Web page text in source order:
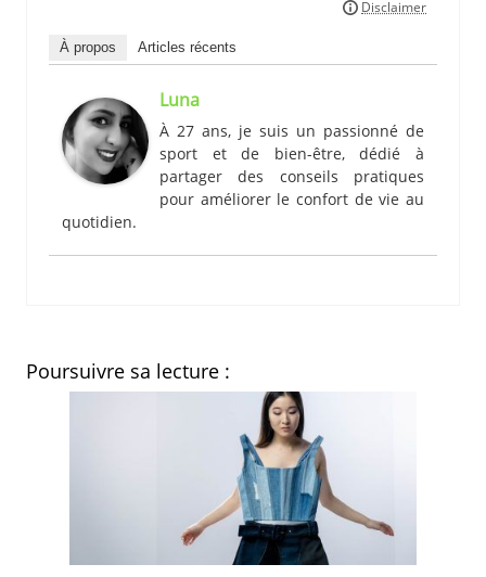
À propos Articles récents
Luna
À 27 ans, je suis un passionné de
sport et de bien-être, dédié à
partager des conseils pratiques
pour améliorer le confort de vie au
quotidien.
Poursuivre sa lecture :